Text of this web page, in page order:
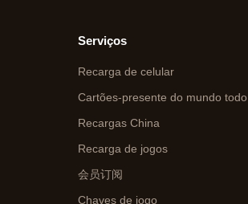
Serviços
Recarga de celular
Cartões-presente do mundo todo
Recargas China
Recarga de jogos
会员订阅
Chaves de jogo